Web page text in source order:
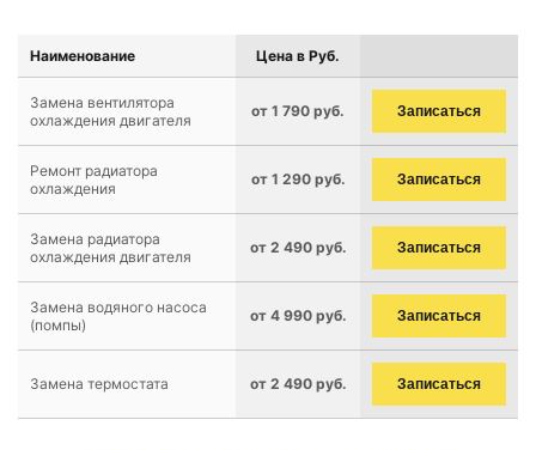
Наименование Цена в Руб.
Замена вентилятора
охлаждения двигателя
от 1 790 руб. Записаться
Ремонт радиатора
охлаждения
от 1 290 руб. Записаться
Замена радиатора
охлаждения двигателя
от 2 490 руб. Записаться
Замена водяного насоса
(помпы)
от 4 990 руб. Записаться
Замена термостата от 2 490 руб. Записаться